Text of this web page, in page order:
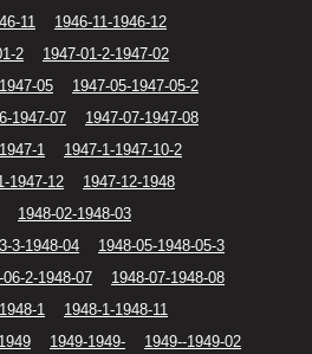
11
1946-11-1946-12
2
1947-01-2-1947-02
05
1947-05-1947-05-2
1947-07
1947-07-1947-08
1
1947-1-1947-10-2
1947-12
1947-12-1948
1948-02-1948-03
3-1948-04
1948-05-1948-05-3
06-2-1948-07
1948-07-1948-08
1
1948-1-1948-11
1949-1949-
1949--1949-02